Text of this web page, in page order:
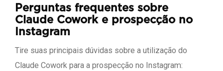
Perguntas frequentes sobre
Claude Cowork e prospecção no
Instagram
Tire suas principais dúvidas sobre a utilização do
Claude Cowork para a prospecção no Instagram: